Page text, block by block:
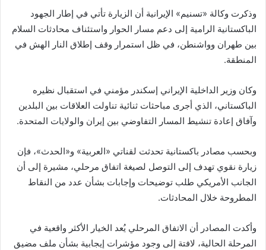
وذكرت وكالة «تسنيم» الإيرانية أن الزيارة تأتي في إطار الجهود
الباكستانية الرامية إلى دعم مسار الحوار واستئناف محادثات السلام
بين طهران وواشنطن، في ظل استمرار وقف إطلاق النار الهش في
المنطقة.
وكان وزير الداخلية الإيراني إسکندر مؤمني في استقبال نظيره
الباكستاني، الذي أجرى مباحثات ثنائية تناولت العلاقات بين البلدين
وآفاق إعادة تنشيط المسار التفاوضي بين إيران والولايات المتحدة.
وبحسب مصادر باكستانية تحدثت لقناتي «العربية» و«الحدث»، فإن
زيارة نقوي تهدف إلى التوصل لصيغة اتفاق مرحلي، مشيرة إلى أن
الجانب الأمريكي طلب توضيحات وإجابات بشأن عدد من النقاط
المطروحة خلال المحادثات.
وأكدت المصادر أن الاتفاق المرحلي يُعد الخيار الأكثر واقعية في
المرحلة الحالية، لافتة إلى وجود مؤشرات إيجابية بشأن ملف مضيق